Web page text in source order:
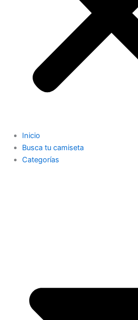
Inicio
Busca tu camiseta
Categorías